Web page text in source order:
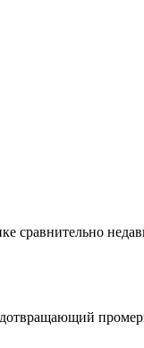
сравнительно